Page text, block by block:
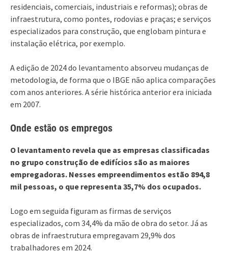
residenciais, comerciais, industriais e reformas); obras de
infraestrutura, como pontes, rodovias e praças; e serviços
especializados para construção, que englobam pintura e
instalação elétrica, por exemplo.
A edição de 2024 do levantamento absorveu mudanças de
metodologia, de forma que o IBGE não aplica comparações
com anos anteriores. A série histórica anterior era iniciada
em 2007.
Onde estão os empregos
O levantamento revela que as empresas classificadas
no grupo construção de edifícios são as maiores
empregadoras. Nesses empreendimentos estão 894,8
mil pessoas, o que representa 35,7% dos ocupados.
Logo em seguida figuram as firmas de serviços
especializados, com 34,4% da mão de obra do setor. Já as
obras de infraestrutura empregavam 29,9% dos
trabalhadores em 2024.